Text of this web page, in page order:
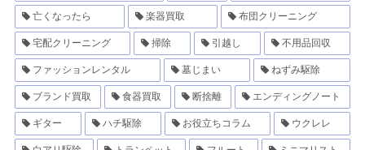
亡くなったら 楽器買取 布団クリーニング
宅配クリーニング 掃除 引越し 不用品回収
ファッションレンタル 墓じまい ねずみ駆除
ブランド買取 食器買取 断捨離 エンディングノート
ギター ハチ駆除 お役立ちコラム ウクレレ